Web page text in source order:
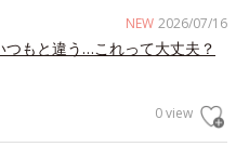
NEW 2026/07/16
つもと違う…これって大丈夫？
0 view